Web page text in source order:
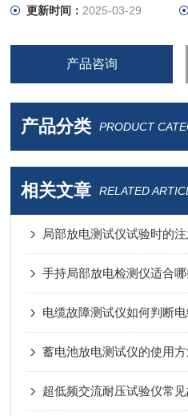
更新时间： 2025-03-29
产品咨询
产品分类 PRODUCT
相关文章 RELATED
局部放电测试仪试验时的
手持局部放电检测仪适合
电缆故障测试仪如何判断
蓄电池放电测试仪的使用
超低频交流耐压试验仪常